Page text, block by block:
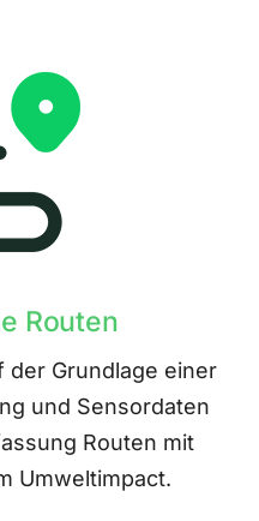
Routen
der Grundlage einer
und Sensordaten
Routen mit
Umweltimpact.